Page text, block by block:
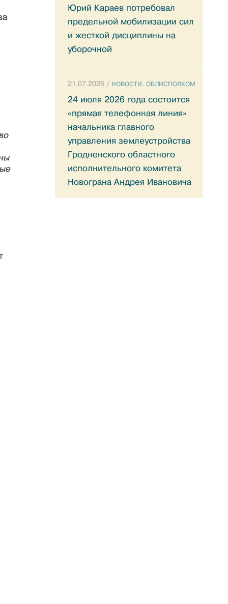
Юрий Караев потребовал
предельной мобилизации сил
и жесткой дисциплины на
уборочной
21.07.2026 / НОВОСТИ. ОБЛИСПОЛКОМ
24 июля 2026 года состоится
«прямая телефонная линия»
начальника главного
управления землеустройства
Гродненского областного
исполнительного комитета
Новограна Андрея Ивановича